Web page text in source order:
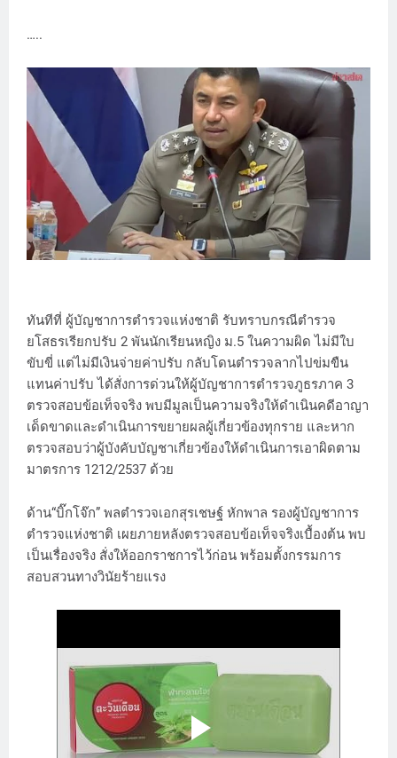
…..
ทันทีที่ ผู้บัญชาการตำรวจแห่งชาติ รับทราบกรณีตำรวจ
ยโสธรเรียกปรับ 2 พันนักเรียนหญิง ม.5 ในความผิด ไม่มีใบ
ขับขี่ แต่ไม่มีเงินจ่ายค่าปรับ กลับโดนตำรวจลากไปข่มขืน
แทนค่าปรับ ได้สั่งการด่วนให้ผู้บัญชาการตำรวจภูธรภาค 3
ตรวจสอบข้อเท็จจริง พบมีมูลเป็นความจริงให้ดำเนินคดีอาญา
เด็ดขาดและดำเนินการขยายผลผู้เกี่ยวข้องทุกราย และหาก
ตรวจสอบว่าผู้บังคับบัญชาเกี่ยวข้องให้ดำเนินการเอาผิดตาม
มาตรการ 1212/2537 ด้วย
ด้าน“บิ๊กโจ๊ก” พลตำรวจเอกสุรเชษฐ์ หักพาล รองผู้บัญชาการ
ตํารวจแห่งชาติ เผยภายหลังตรวจสอบข้อเท็จจริงเบื้องต้น พบ
เป็นเรื่องจริง สั่งให้ออกราชการไว้ก่อน พร้อมตั้งกรรมการ
สอบสวนทางวินัยร้ายแรง